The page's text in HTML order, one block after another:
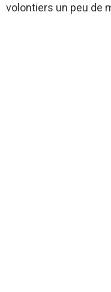
volontiers un peu de